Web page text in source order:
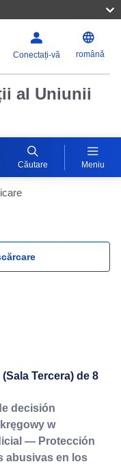
Conectați-vă română
al Uniunii
Căutare Meniu
Portlet
Tercera) de 8
decisión
w
— Protección
abusivas en los